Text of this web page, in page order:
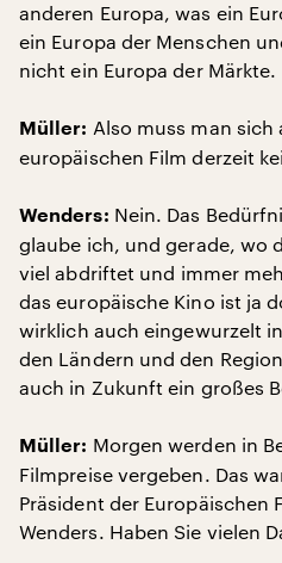
anderen Europa, was ein
ein Europa der Menschen
nicht ein Europa der Märkte.
Müller: Also muss man sich
europäischen Film derzeit
Wenders: Nein. Das
glaube ich, und gerade, wo
viel abdriftet und immer
das europäische Kino ist ja
wirklich auch eingewurzelt
den Ländern und den
auch in Zukunft ein großes
Müller: Morgen werden in
Filmpreise vergeben. Das
Präsident der Europäischen
Wenders. Haben Sie vielen